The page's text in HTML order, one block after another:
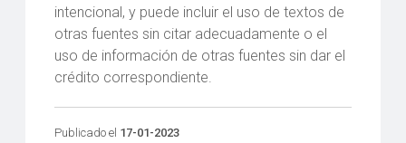
intencional, y puede incluir el uso de textos de
otras fuentes sin citar adecuadamente o el
uso de información de otras fuentes sin dar el
crédito correspondiente.
Publicado el 17-01-2023